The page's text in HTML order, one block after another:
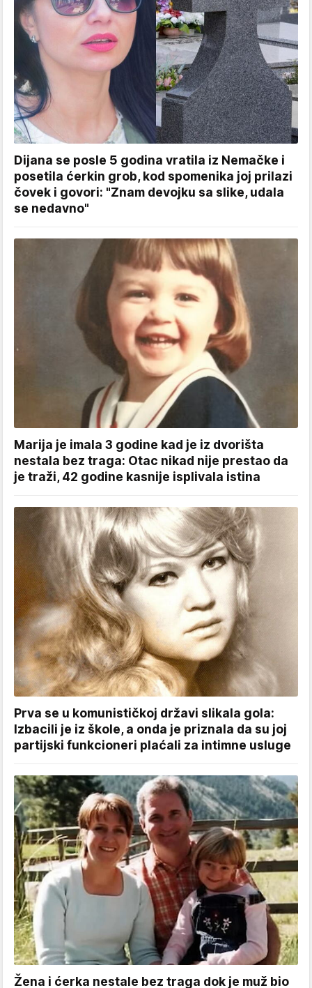
Dijana se posle 5 godina vratila iz Nemačke i
posetila ćerkin grob, kod spomenika joj prilazi
čovek i govori: "Znam devojku sa slike, udala
se nedavno"
Marija je imala 3 godine kad je iz dvorišta
nestala bez traga: Otac nikad nije prestao da
je traži, 42 godine kasnije isplivala istina
Prva se u komunističkoj državi slikala gola:
Izbacili je iz škole, a onda je priznala da su joj
partijski funkcioneri plaćali za intimne usluge
Žena i ćerka nestale bez traga dok je muž bio